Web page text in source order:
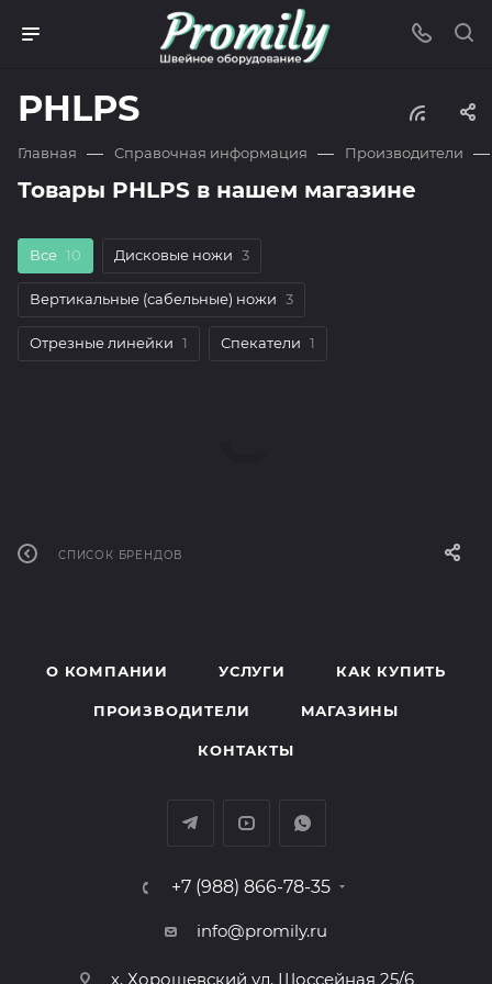
PHLPS
Главная — Справочная информация — Производители —
Товары PHLPS в нашем магазине
Все 10 Дисковые ножи 3
Вертикальные (сабельные) ножи 3
Отрезные линейки 1 Спекатели 1
СПИСОК БРЕНДОВ
О КОМПАНИИ УСЛУГИ КАК КУПИТЬ
ПРОИЗВОДИТЕЛИ МАГАЗИНЫ
КОНТАКТЫ
+7 (988) 866-78-35
info@promily.ru
х. Хорошевский ул. Шоссейная 25/6